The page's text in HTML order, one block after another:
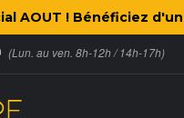
AOUT ! Bénéficiez
(Lun. au ven. 8h-12h / 14h-17h)